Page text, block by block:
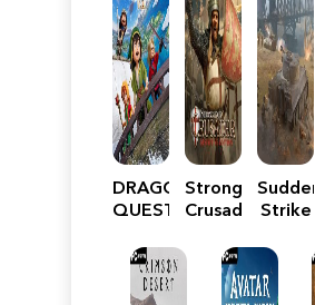
DRAGON
QUEST
Reimagined
Stronghold
Crusader:
Edition
Sudden
Strike